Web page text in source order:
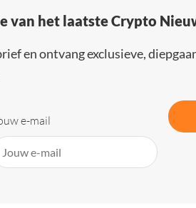
van het laatste Crypto
en ontvang exclusieve,
e-mail